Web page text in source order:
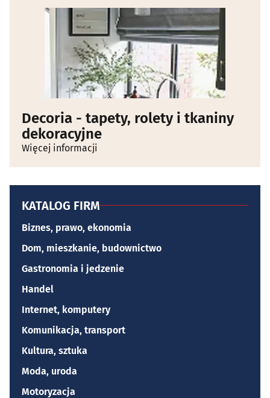
Decoria - tapety, rolety i tkaniny
dekoracyjne
Więcej informacji
KATALOG FIRM
Biznes, prawo, ekonomia
Dom, mieszkanie, budownictwo
Gastronomia i jedzenie
Handel
Internet, komputery
Komunikacja, transport
Kultura, sztuka
Moda, uroda
Motoryzacja